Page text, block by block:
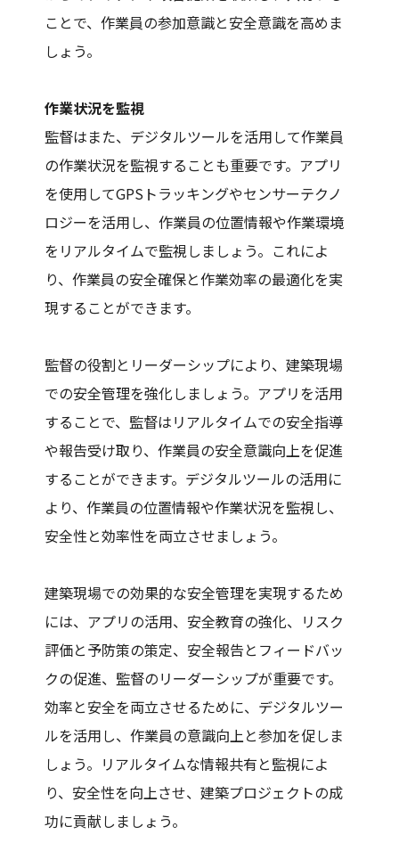
ことで、作業員の参加意識と安全意識を高めま
しょう。
作業状況を監視
監督はまた、デジタルツールを活用して作業員
の作業状況を監視することも重要です。アプリ
を使用してGPSトラッキングやセンサーテクノ
ロジーを活用し、作業員の位置情報や作業環境
をリアルタイムで監視しましょう。これによ
り、作業員の安全確保と作業効率の最適化を実
現することができます。
監督の役割とリーダーシップにより、建築現場
での安全管理を強化しましょう。アプリを活用
することで、監督はリアルタイムでの安全指導
や報告受け取り、作業員の安全意識向上を促進
することができます。デジタルツールの活用に
より、作業員の位置情報や作業状況を監視し、
安全性と効率性を両立させましょう。
建築現場での効果的な安全管理を実現するため
には、アプリの活用、安全教育の強化、リスク
評価と予防策の策定、安全報告とフィードバッ
クの促進、監督のリーダーシップが重要です。
効率と安全を両立させるために、デジタルツー
ルを活用し、作業員の意識向上と参加を促しま
しょう。リアルタイムな情報共有と監視によ
り、安全性を向上させ、建築プロジェクトの成
功に貢献しましょう。